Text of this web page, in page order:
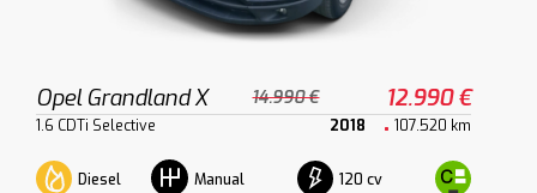
Opel Grandland X 14.990 € 12.990 €
1.6 CDTi Selective 2018 107.520 km
Diesel Manual 120 cv